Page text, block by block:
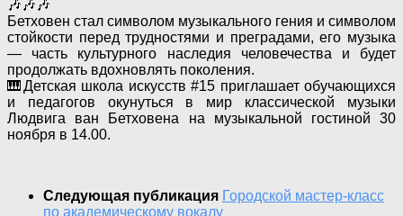
🎶🎶🎶
Бетховен стал символом музыкального гения и символом
стойкости перед трудностями и преградами, его музыка
— часть культурного наследия человечества и будет
продолжать вдохновлять поколения.
🎹Детская школа искусств #15 приглашает обучающихся
и педагогов окунуться в мир классической музыки
Людвига ван Бетховена на музыкальной гостиной 30
ноября в 14.00.
Следующая публикация Городской мастер-класс
по академическому вокалу